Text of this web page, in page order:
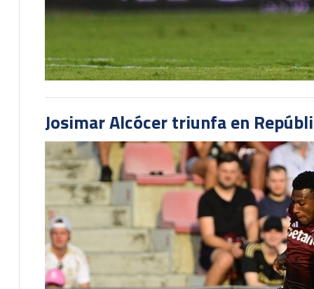
Josimar Alcócer triunfa en